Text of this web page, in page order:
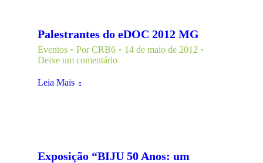
Palestrantes do eDOC 2012 MG
Eventos PorCRB6
14 de maio de 2012
Deixe um comentário
Leia Mais
Exposição “BIJU 50 Anos: um